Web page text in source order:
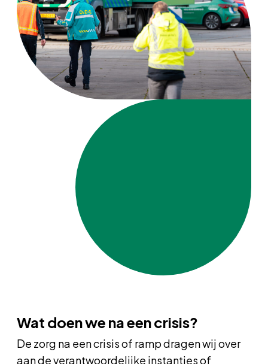
Wat doen we na een crisis?
De zorg na een crisis of ramp dragen wij over
aan de verantwoordelijke instanties of